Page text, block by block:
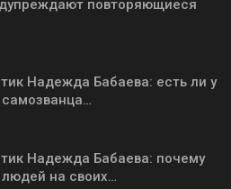
повторяющиеся
Надежда Бабаева: есть ли у
Надежда Бабаева: почему
на своих…